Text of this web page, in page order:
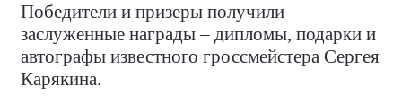
Победители и призеры получили
заслуженные награды – дипломы, подарки и
автографы известного гроссмейстера Сергея
Карякина.